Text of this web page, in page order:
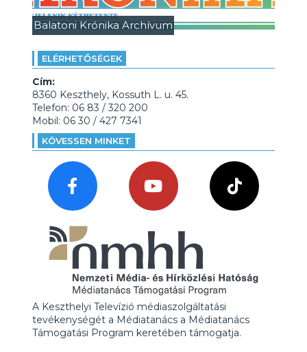
Balatoni Krónika Archívum
ELÉRHETŐSÉGEK
Cím:
8360 Keszthely, Kossuth L. u. 45.
Telefon: 06 83 / 320 200
Mobil: 06 30 / 427 7341
KÖVESSEN MINKET
A Keszthelyi Televízió médiaszolgáltatási
tevékenységét a Médiatanács a Médiatanács
Támogatási Program keretében támogatja.